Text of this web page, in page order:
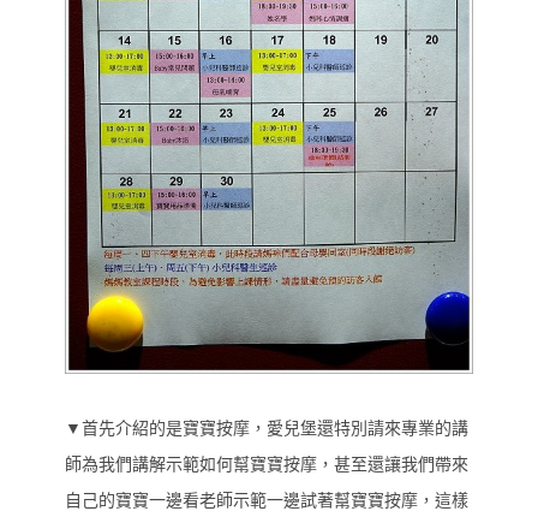
▼首先介紹的是寶寶按摩，愛兒堡還特別請來專業的講
師為我們講解示範如何幫寶寶按摩，甚至還讓我們帶來
自己的寶寶一邊看老師示範一邊試著幫寶寶按摩，這樣